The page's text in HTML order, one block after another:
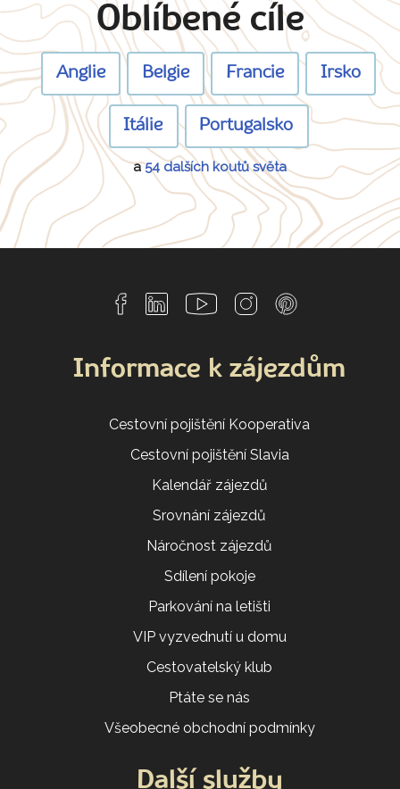
Oblíbené cíle
Anglie Belgie Francie Irsko
Itálie Portugalsko
a54 dalších koutů světa
Informace k zájezdům
Cestovní pojištění Kooperativa
Cestovní pojištění Slavia
Kalendář zájezdů
Srovnání zájezdů
Náročnost zájezdů
Sdílení pokoje
Parkování na letišti
VIP vyzvednutí u domu
Cestovatelský klub
Ptáte se nás
Všeobecné obchodní podmínky
Další služby